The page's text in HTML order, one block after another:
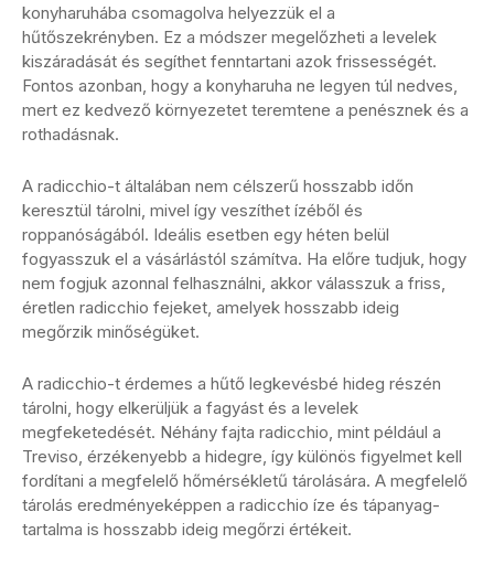
konyharuhába csomagolva helyezzük el a
hűtőszekrényben. Ez a módszer megelőzheti a levelek
kiszáradását és segíthet fenntartani azok frissességét.
Fontos azonban, hogy a konyharuha ne legyen túl nedves,
mert ez kedvező környezetet teremtene a penésznek és a
rothadásnak.
A radicchio-t általában nem célszerű hosszabb időn
keresztül tárolni, mivel így veszíthet ízéből és
roppanóságából. Ideális esetben egy héten belül
fogyasszuk el a vásárlástól számítva. Ha előre tudjuk, hogy
nem fogjuk azonnal felhasználni, akkor válasszuk a friss,
éretlen radicchio fejeket, amelyek hosszabb ideig
megőrzik minőségüket.
A radicchio-t érdemes a hűtő legkevésbé hideg részén
tárolni, hogy elkerüljük a fagyást és a levelek
megfeketedését. Néhány fajta radicchio, mint például a
Treviso, érzékenyebb a hidegre, így különös figyelmet kell
fordítani a megfelelő hőmérsékletű tárolására. A megfelelő
tárolás eredményeképpen a radicchio íze és tápanyag-
tartalma is hosszabb ideig megőrzi értékeit.